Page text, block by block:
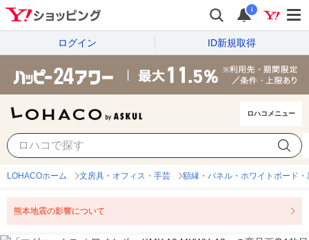
i
ログイン ID新規取得
ロハコメニュー
LOHACOホーム 文房具・オフィス・手芸 額縁・パネル・ホワイトボード・
熊本地震の影響について